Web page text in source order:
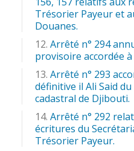
Trésorier Payeur et
Douanes.
Arrêté n° 294
provisoire accordée
Arrêté n° 293
définitive il Ali Said
cadastral de Djibouti.
Arrêté n° 292
écritures du
Trésorier Payeur.